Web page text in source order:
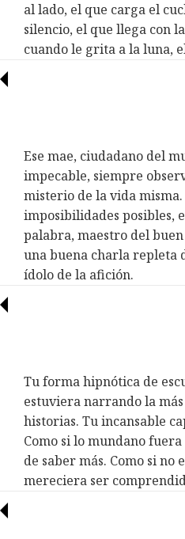
al lado, el que carga el
silencio, el que llega con
cuando le grita a la luna,
Ese mae, ciudadano del
impecable, siempre
misterio de la vida
imposibilidades posibles,
palabra, maestro del
una buena charla repleta
ídolo de la afición.
Tu forma hipnótica de
estuviera narrando la
historias. Tu incansable
Como si lo mundano
de saber más. Como si no
mereciera ser